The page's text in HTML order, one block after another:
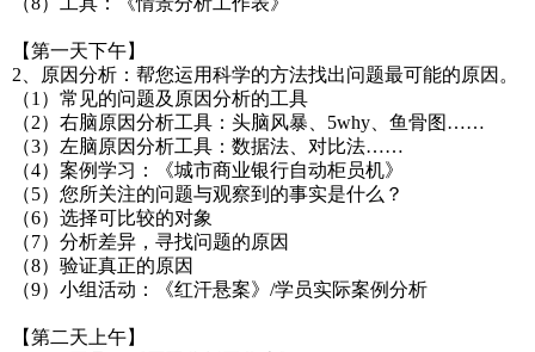
【第一天下午】
2、原因分析：帮您运用科学的方法找出问题最可能的原因。
（1）常见的问题及原因分析的工具
（2）右脑原因分析工具：头脑风暴、5why、鱼骨图……
（3）左脑原因分析工具：数据法、对比法……
（4）案例学习：《城市商业银行自动柜员机》
（5）您所关注的问题与观察到的事实是什么？
（6）选择可比较的对象
（7）分析差异，寻找问题的原因
（8）验证真正的原因
（9）小组活动：《红汗悬案》/学员实际案例分析
【第二天上午】